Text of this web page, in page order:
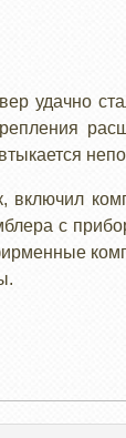
удачно
включил
с